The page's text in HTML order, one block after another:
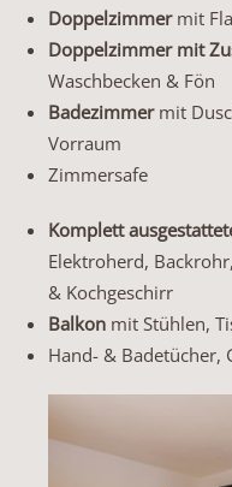
Doppelzimmermit
Doppelzimmer mit
Waschbecken & Fön
Badezimmermit
Vorraum
Zimmersafe
Komplett
Elektroherd,
& Kochgeschirr
Balkon mit Stühlen,
Hand- & Badetücher,